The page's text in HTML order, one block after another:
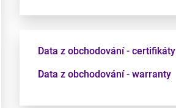
Data z obchodování - certifikáty
Data z obchodování - warranty